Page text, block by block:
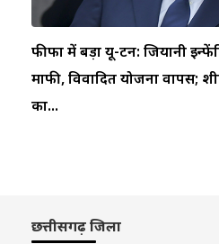
फीफा में बड़ा यू-टर्न: जियानी
माफी, विवादित योजना वापस;
का...
छत्तीसगढ़ जिला